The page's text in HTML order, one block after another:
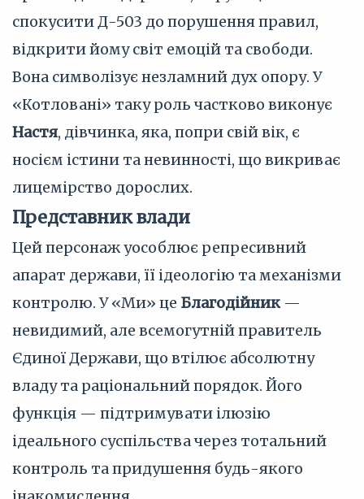
спокусити Д-503 до порушення правил,
відкрити йому світ емоцій та свободи.
Вона символізує незламний дух опору. У
«Котловані» таку роль частково виконує
Настя, дівчинка, яка, попри свій вік, є
носієм істини та невинності, що викриває
лицемірство дорослих.
Представник влади
Цей персонаж уособлює репресивний
апарат держави, її ідеологію та механізми
контролю. У «Ми» це Благодійник—
невидимий, але всемогутній правитель
Єдиної Держави, що втілює абсолютну
владу та раціональний порядок. Його
функція — підтримувати ілюзію
ідеального суспільства через тотальний
контроль та придушення будь-якого